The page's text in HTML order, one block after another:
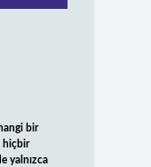
bir
hiçbir
yalnızca